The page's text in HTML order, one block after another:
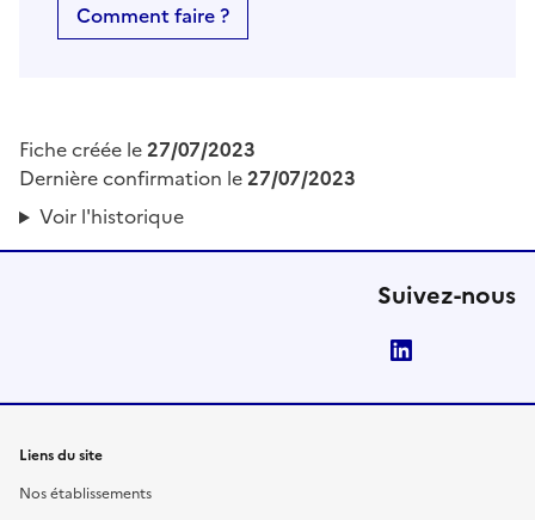
Comment faire ?
Fiche créée le27/07/2023
Dernière confirmation le27/07/2023
Voir l'historique
Suivez-nous
Liens du site
Nos établissements